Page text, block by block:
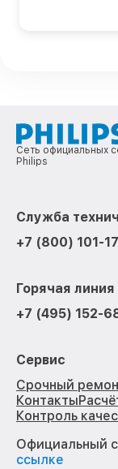
Сеть официальных
Philips
Служба
+7 (800) 101-
Горячая линия
+7 (495) 152-
Сервис
Срочный
Контакты
Контроль
Официальный
ссылке